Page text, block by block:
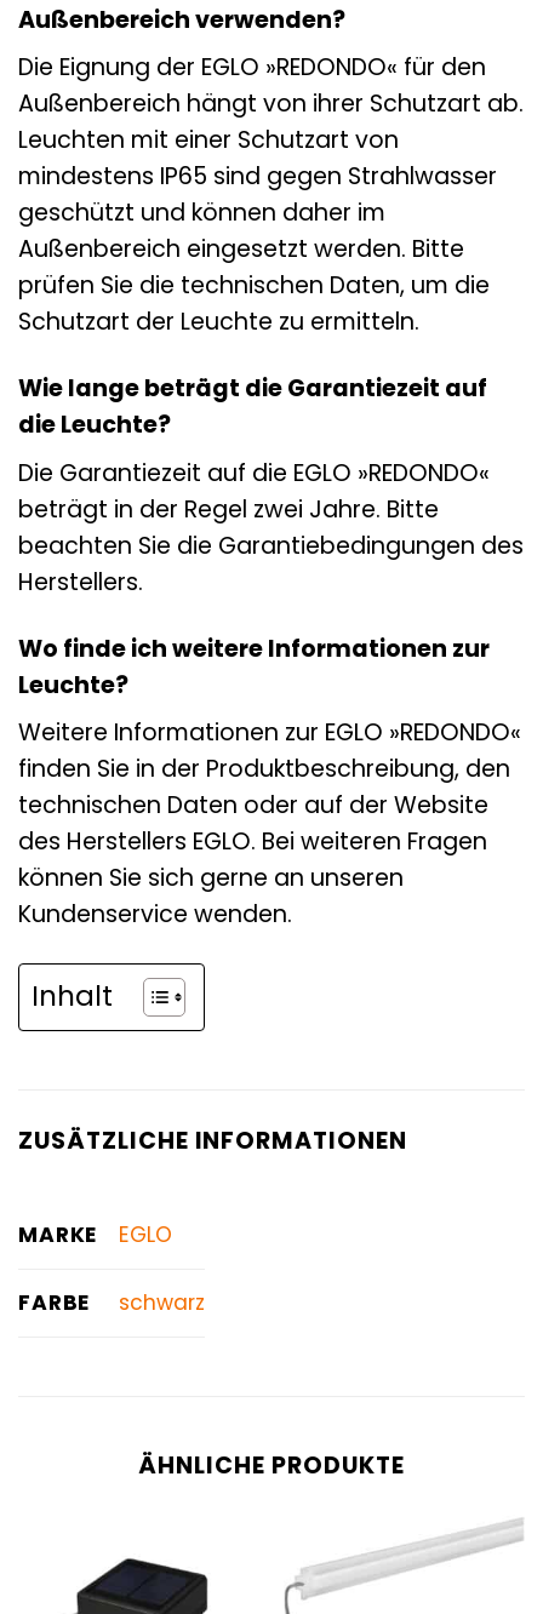
Außenbereich verwenden?
Die Eignung der EGLO »REDONDO« für den
Außenbereich hängt von ihrer Schutzart ab.
Leuchten mit einer Schutzart von
mindestens IP65 sind gegen Strahlwasser
geschützt und können daher im
Außenbereich eingesetzt werden. Bitte
prüfen Sie die technischen Daten, um die
Schutzart der Leuchte zu ermitteln.
Wie lange beträgt die Garantiezeit auf
die Leuchte?
Die Garantiezeit auf die EGLO »REDONDO«
beträgt in der Regel zwei Jahre. Bitte
beachten Sie die Garantiebedingungen des
Herstellers.
Wo finde ich weitere Informationen zur
Leuchte?
Weitere Informationen zur EGLO »REDONDO«
finden Sie in der Produktbeschreibung, den
technischen Daten oder auf der Website
des Herstellers EGLO. Bei weiteren Fragen
können Sie sich gerne an unseren
Kundenservice wenden.
Inhalt
ZUSÄTZLICHE INFORMATIONEN
MARKE EGLO
FARBE schwarz
ÄHNLICHE PRODUKTE